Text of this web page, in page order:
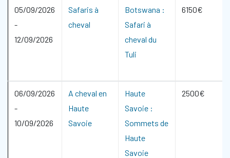
05/09/2026
-
12/09/2026
Safaris à
cheval
Botswana :
Safari à
cheval du
Tuli
6150€
06/09/2026
-
10/09/2026
A cheval en
Haute
Savoie
Haute
Savoie :
Sommets de
Haute
Savoie
2500€